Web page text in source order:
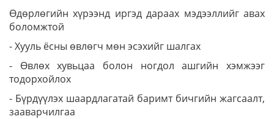
Өдөрлөгийн хүрээнд иргэд дараах мэдээллийг авах
боломжтой
- Хууль ёсны өвлөгч мөн эсэхийг шалгах
- Өвлөх хувьцаа болон ногдол ашгийн хэмжээг
тодорхойлох
- Бүрдүүлэх шаардлагатай баримт бичгийн жагсаалт,
зааварчилгаа